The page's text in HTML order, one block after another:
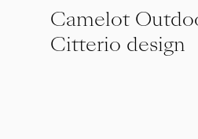
Camelot
Citterio design